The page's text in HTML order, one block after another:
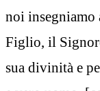
noi insegniamo
Figlio, il
sua divinità e